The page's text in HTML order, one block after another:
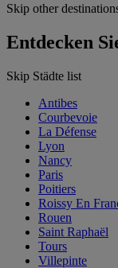
Skip other
Entdecken
Skip Städte list
Antibes
Courbevoie
La Défense
Lyon
Nancy
Paris
Poitiers
Roissy En
Rouen
Saint Raphaël
Tours
Villepinte